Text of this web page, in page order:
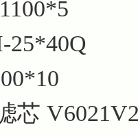
25*40Q
芯